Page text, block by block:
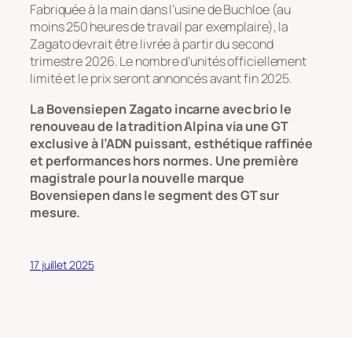
Fabriquée à la main dans l’usine de Buchloe (au
moins 250 heures de travail par exemplaire), la
Zagato devrait être livrée à partir du second
trimestre 2026. Le nombre d’unités officiellement
limité et le prix seront annoncés avant fin 2025.
La Bovensiepen Zagato incarne avec brio le
renouveau de la tradition Alpina via une GT
exclusive à l’ADN puissant, esthétique raffinée
et performances hors normes. Une première
magistrale pour la nouvelle marque
Bovensiepen dans le segment des GT sur
mesure.
17 juillet 2025